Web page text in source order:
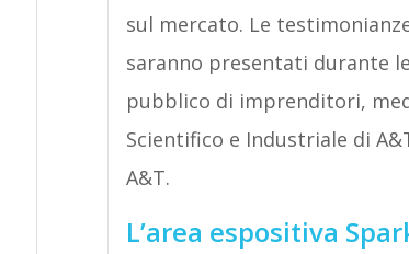
sul mercato. Le
saranno presentati durante
pubblico di imprenditori,
Scientifico e Industriale di
A&T.
L’area espositiva